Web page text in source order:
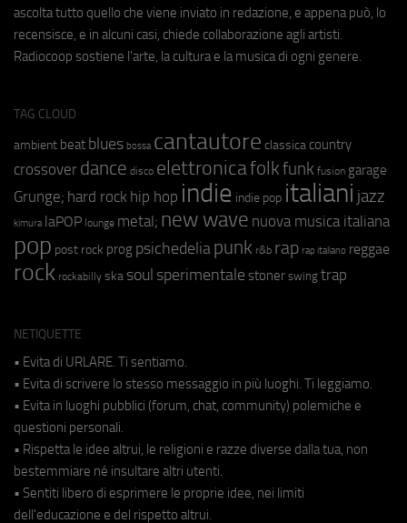
ascolta tutto quello che viene inviato in redazione, e appena può, lo
recensisce, e in alcuni casi, chiede collaborazione agli artisti.
Radiocoop sostiene l'arte, la cultura e la musica di ogni genere.
TAG CLOUD
ambient beat blues bossa cantautore classica country
crossover dance disco elettronicafolkfunk fusion garage
Grunge; hard rock hip hop indie indie pop italiani jazz
kimura laPOP lounge metal; new wave nuova musica italiana
pop post rock prog psichedeliapunk r&b rap rap italiano reggae
rock rockabilly ska soul sperimentale stoner swing trap
NETIQUETTE
• Evita di URLARE. Ti sentiamo.
• Evita di scrivere lo stesso messaggio in più luoghi. Ti leggiamo.
• Evita in luoghi pubblici (forum, chat, community) polemiche e
questioni personali.
• Rispetta le idee altrui, le religioni e razze diverse dalla tua, non
bestemmiare né insultare altri utenti.
• Sentiti libero di esprimere le proprie idee, nei limiti
dell'educazione e del rispetto altrui.